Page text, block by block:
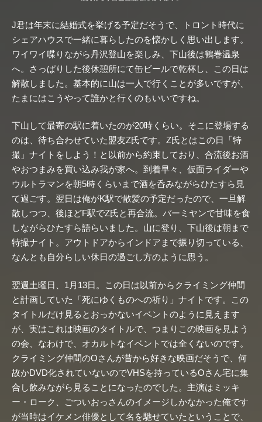
J君は年末に結婚式を挙げる予定だそうで、トロント時代に
シェアハウスで一緒に暮らしたのを懐かしく思い出します。
ワイワイ喋りながら丹沢登山を楽しみ、下山後は鶴巻温泉
へ。さっぱりした後休憩所にて缶ビールで乾杯し、この日は
解散しました。基本的に山は一人で行くことが多いですが、
たまにはこうやって誰かと行くのもいいですね。
下山して最寄の駅に着いたのが20時くらい。そこに登場する
のは、待ち合わせていた盟友Z氏です。Z氏とはこの日「特
撮」ナイトをしよう！と以前から約束しており、合流後お酒
やおつまみを買い込み我が家へ。到着早々、仮面ライダーや
ウルトラマンを朝5時くらいまで酒を呑みながらひたすら見
て過ごす。翌日は俺がK駅で散髪の予定だったので、一旦解
散しつつ、後ほどF駅でZ氏と再合流。バーミヤンで甘味を食
しながらひたすら語らいました。山に登り、下山後は朝まで
特撮ナイト。アウトドアからインドアまで振り切っている、
なんとも自分らしい休日の過ごし方のように思う。
翌週土曜日、1月13日。この日は以前からクライミング仲間
と計画していた「死にゆくものへの祈り」ナイトです。この
タイトルだけ見るとおっかないイベントのように見えます
が、実はこれは映画のタイトルで、つまりこの映画を見よう
の会、なわけで、オカルトなイベントでは全くないのです。
クライミング仲間のOさんが昔から好きな映画だそうで、何
故かDVD化されていないのでVHSを持っているOさん宅に集
合し飲みながら見ることになったのでした。主演はミッキ
ー・ローク、ごついおっさんのイメージしかなかった俺です
が当時はイケメン俳優として名を馳せていたということで、